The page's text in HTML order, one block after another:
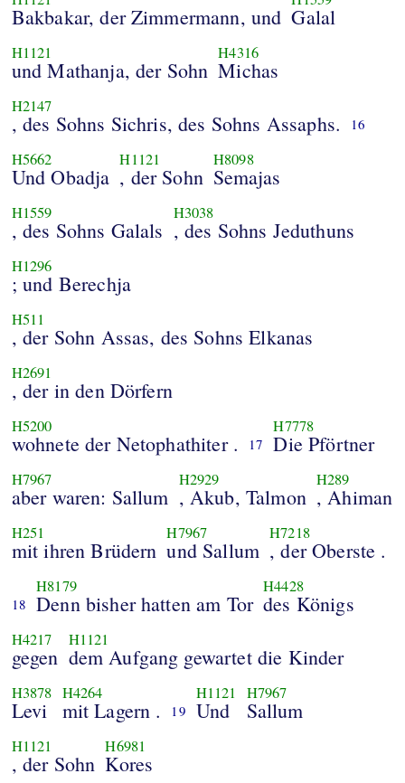
Bakbakar, der Zimmermann, und Galal
H1121
und Mathanja, der Sohn
H4316
Michas
H2147
, des Sohns Sichris, des Sohns Assaphs. 16
H5662
Und Obadja
H1121
, der Sohn
H8098
Semajas
H1559
, des Sohns Galals
H3038
, des Sohns Jeduthuns
H1296
; und Berechja
H511
, der Sohn Assas, des Sohns Elkanas
H2691
, der in den Dörfern
H5200
wohnete der Netophathiter . 17
H7778
Die Pförtner
H7967
aber waren: Sallum
H2929
, Akub, Talmon
H289
, Ahiman
H251
mit ihren Brüdern
H7967
und Sallum
H7218
, der Oberste .
18
H8179
Denn bisher hatten am Tor
H4428
des Königs
H4217
gegen
H1121
dem Aufgang gewartet die Kinder
H3878
Levi
H4264
mit Lagern . 19
H1121
Und
H7967
Sallum
H1121
, der Sohn
H6981
Kores